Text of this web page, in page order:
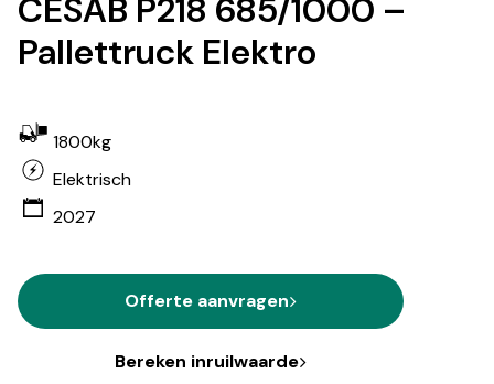
CESAB P218 685/1000 –
Pallettruck Elektro
1800kg
Elektrisch
2027
Offerte aanvragen
Bereken inruilwaarde